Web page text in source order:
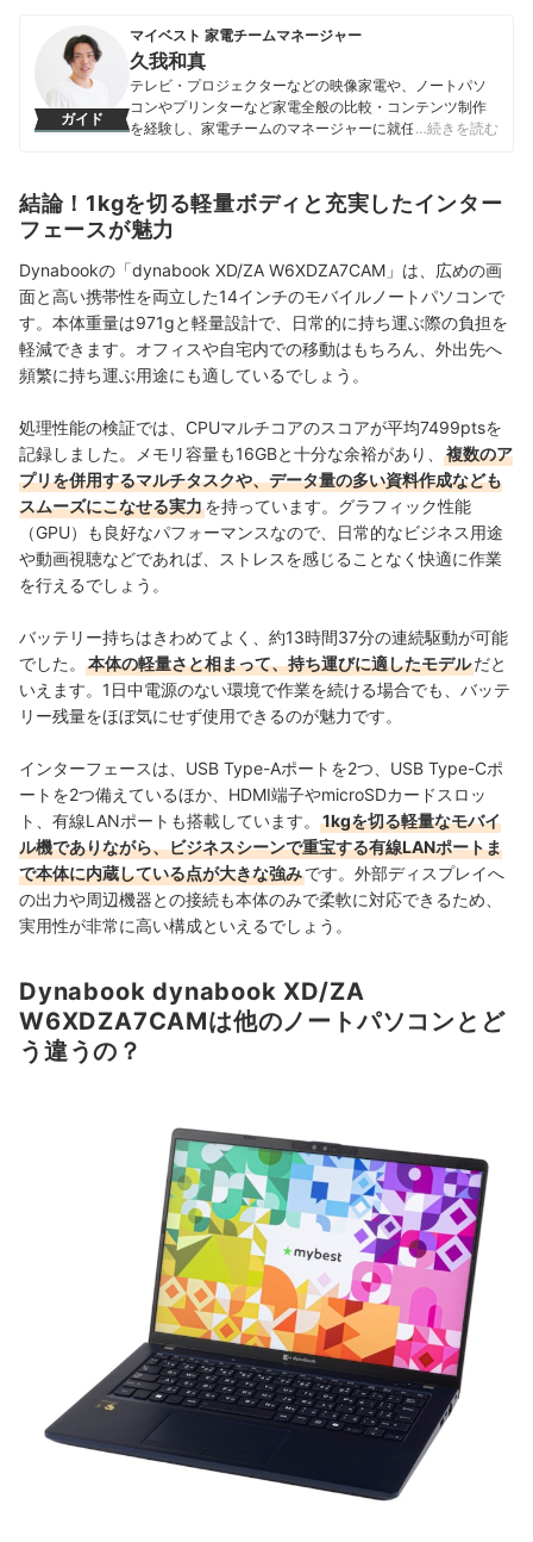
ガイド
マイベスト 家電チームマネージャー
久我和真
テレビ・プロジェクターなどの映像家電や、ノートパソ
コンやプリンターなど家電全般の比較・コンテンツ制作
を経験し、家電チームのマネージャーに就任。キャリブ
ストに取り組んだりしてきた。「ユーザーにとってベス
トな選択体験を提供する」ことを心がけて、コンテンツ
制作を行っている。
…続きを読む
結論！1kgを切る軽量ボディと充実したインター
フェースが魅力
Dynabookの「dynabook XD/ZA W6XDZA7CAM」は、広めの画
面と高い携帯性を両立した14インチのモバイルノートパソコンで
す。本体重量は971gと軽量設計で、日常的に持ち運ぶ際の負担を
軽減できます。オフィスや自宅内での移動はもちろん、外出先へ
頻繁に持ち運ぶ用途にも適しているでしょう。
処理性能の検証では、CPUマルチコアのスコアが平均7499ptsを
記録しました。メモリ容量も16GBと十分な余裕があり、
複数のア
プリを併用するマルチタスクや、データ量の多い資料作成なども
スムーズにこなせる実力を持っています。グラフィック性能
（GPU）も良好なパフォーマンスなので、日常的なビジネス用途
や動画視聴などであれば、ストレスを感じることなく快適に作業
を行えるでしょう。
バッテリー持ちはきわめてよく、約13時間37分の連続駆動が可能
でした。
本体の軽量さと相まって、持ち運びに適したモデルだと
いえます。1日中電源のない環境で作業を続ける場合でも、バッテ
リー残量をほぼ気にせず使用できるのが魅力です。
インターフェースは、USB Type-Aポートを2つ、USB Type-Cポ
ートを2つ備えているほか、HDMI端子やmicroSDカードスロッ
ト、有線LANポートも搭載しています。
1kgを切る軽量なモバイ
ル機でありながら、ビジネスシーンで重宝する有線LANポートま
で本体に内蔵している点が大きな強みです。外部ディスプレイへ
の出力や周辺機器との接続も本体のみで柔軟に対応できるため、
実用性が非常に高い構成といえるでしょう。
Dynabook dynabook XD/ZA
W6XDZA7CAMは他のノートパソコンとど
う違うの？